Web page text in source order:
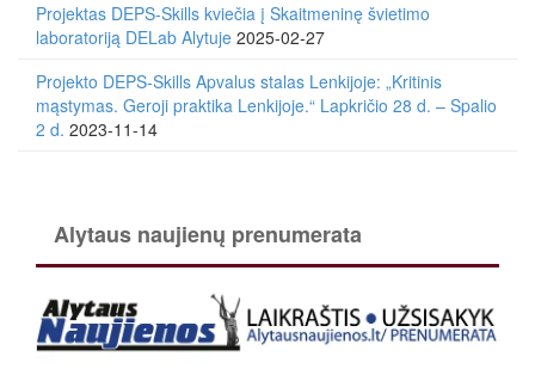
Projektas DEPS-Skills kviečia į Skaitmeninę švietimo
laboratoriją DELab Alytuje 2025-02-27
Projekto DEPS-Skills Apvalus stalas Lenkijoje: „Kritinis
mąstymas. Geroji praktika Lenkijoje.“ Lapkričio 28 d. – Spalio
2 d. 2023-11-14
Alytaus naujienų prenumerata